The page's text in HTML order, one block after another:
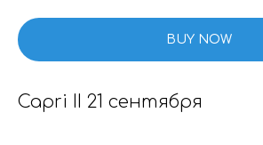
BUY NOW
Capri II 21 сентября